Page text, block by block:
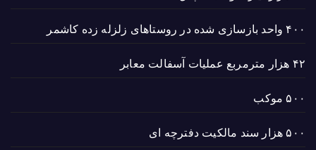
۴۰۰ واحد بازسازی شده در روستاهای زلزله زده کاشمر
۴۲ هزار مترمربع عملیات آسفالت معابر
۵۰۰ موکب
۵۰۰ هزار سند مالکیت دفترچه ای